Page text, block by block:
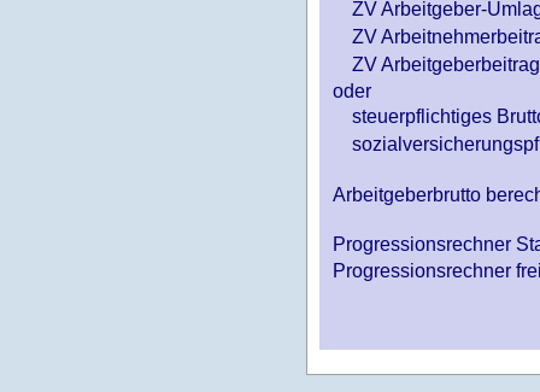
ZV Arbeitgeber-
ZV
ZV
oder
steuerpflichtiges
Arbeitgeberbrutto
Progressionsrechner
Progressionsrechner